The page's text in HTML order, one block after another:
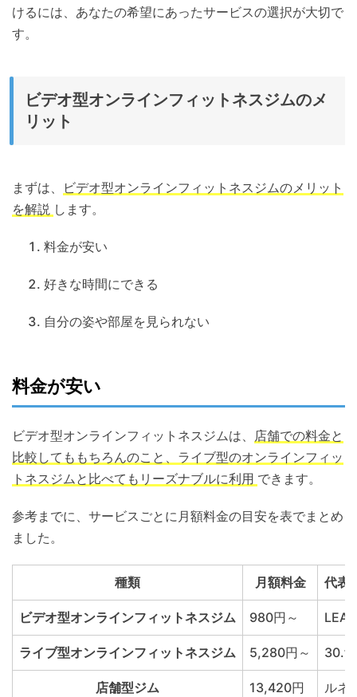
けるには、あなたの希望にあったサービスの選択が大切で
す。
ビデオ型オンラインフィットネスジムのメ
リット
まずは、
ビデオ型オンラインフィットネスジムのメリット
を解説 します。
料金が安い
好きな時間にできる
自分の姿や部屋を見られない
料金が安い
ビデオ型オンラインフィットネスジムは、 店舗での料金と
比較してももちろんのこと、ライブ型のオンラインフィッ
トネスジムと比べてもリーズナブルに利用 できます。
参考までに、サービスごとに月額料金の目安を表でまとめ
ました。
種類 月額料金 代表
ビデオ型オンラインフィットネスジム 980円～
ライブ型オンラインフィットネスジム 5,280円～ 30.f
店舗型ジム 13,420円 ルネ